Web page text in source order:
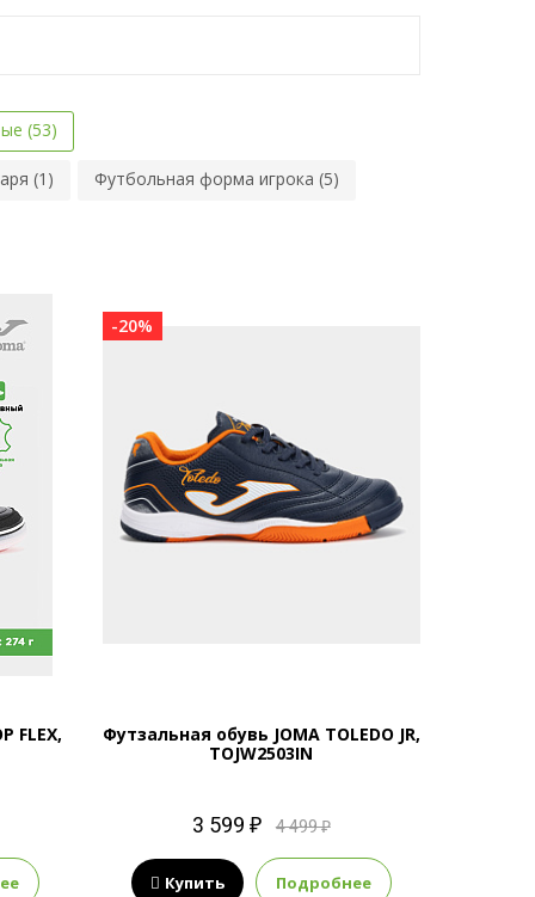
(53)
(1) Футбольная форма игрока (5)
FLEX,
-20%
Футзальная обувь JOMA TOLEDO JR,
TOJW2503IN
3 599 ₽ 4 499 ₽
Купить Подробнее